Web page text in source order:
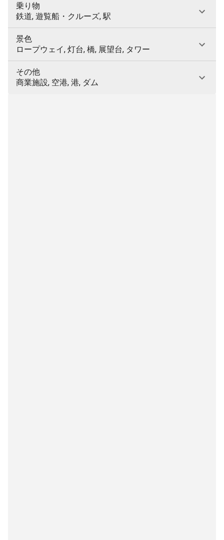
乗り物
鉄道, 遊覧船・クルーズ, 駅
景色
ロープウェイ, 灯台, 橋, 展望台, タワー
その他
商業施設, 空港, 港, ダム